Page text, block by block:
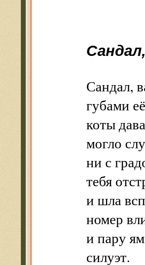
Сандал,
губами
коты
могло
ни с
тебя
и шла
номер
и пару
силуэт.